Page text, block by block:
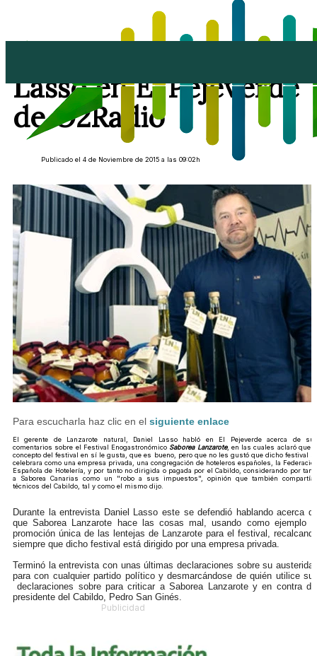
Lasso en El Pejeverde
de O2Radio
Publicado el 4 de Noviembre de 2015 a las 09:02h
Para escucharla haz clic en el siguiente enlace
El gerente de Lanzarote natural, Daniel Lasso habló en El Pejeverde acerca de
comentarios sobre el Festival Enogastronómico Saborea Lanzarote, en las cuales aclaró que
concepto del festival en sí le gusta, que es bueno, pero que no les gustó que dicho festival
celebrara como una empresa privada, una congregación de hoteleros españoles, la
Española de Hotelería, y por tanto no dirigida o pagada por el Cabildo, considerando por
a Saborea Canarias como un "robo a sus impuestos", opinión que también
técnicos del Cabildo, tal y como el mismo dijo.
Durante la entrevista Daniel Lasso este se defendió hablando acerca
que Saborea Lanzarote hace las cosas mal, usando como ejemplo
promoción única de las lentejas de Lanzarote para el festival,
siempre que dicho festival está dirigido por una empresa privada.
Terminó la entrevista con unas últimas declaraciones sobre su
para con cualquier partido político y desmarcándose de quién utilice
declaraciones sobre para criticar a Saborea Lanzarote y en contra
presidente del Cabildo, Pedro San Ginés.
Publicidad